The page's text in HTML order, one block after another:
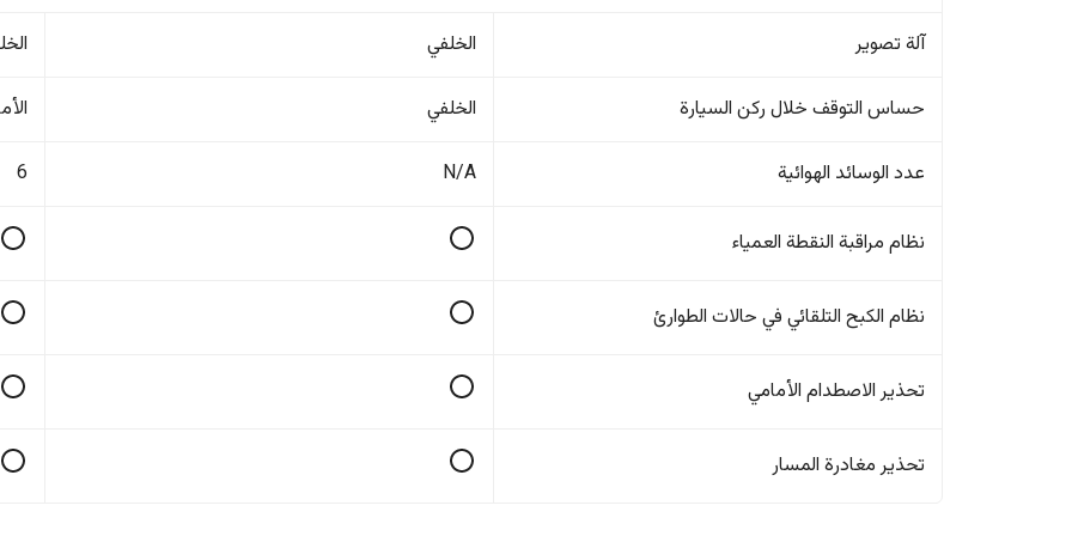
آلة تصوير الخلفي
حساس التوقف خلال ركن السيارة الخلفي
عدد الوسائد الهوائية N/A
6
نظام مراقبة النقطة العمياء
نظام الكبح التلقائي في حالات الطوارئ
تحذير الاصطدام الأمامي
تحذير مغادرة المسار